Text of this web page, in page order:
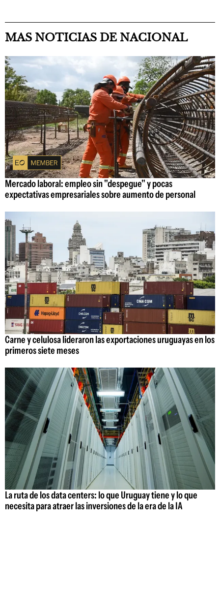
MAS NOTICIAS DE NACIONAL
Mercado laboral: empleo sin "despegue" y pocas
expectativas empresariales sobre aumento de personal
Carne y celulosa lideraron las exportaciones uruguayas en los
primeros siete meses
La ruta de los data centers: lo que Uruguay tiene y lo que
necesita para atraer las inversiones de la era de la IA